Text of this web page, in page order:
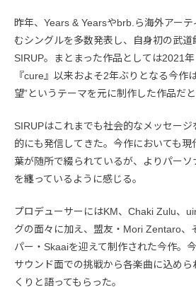
昨年、Years & Yearsやbrb.ら海外アー
むシングルを多数発表し、自身初の武道
SIRUP。まとまった作品としては2021
『cure』以来およそ2年ぶりとなる今作
望”というテーマを元に制作した作品だと
SIRUPはこれまでも社会的なメッセー
的にも発信してきた。今作においても
葉が随所で綴られているが、よりパー
を纏っているように感じる。
プロデューサーにはKM、Chaki Zulu、
グの面々に加え、盟友・Mori Zentaro、
パー・Skaaiを迎えて制作された今作。
サウンド面での挑戦から各楽曲に込めら
くりと語ってもらった。